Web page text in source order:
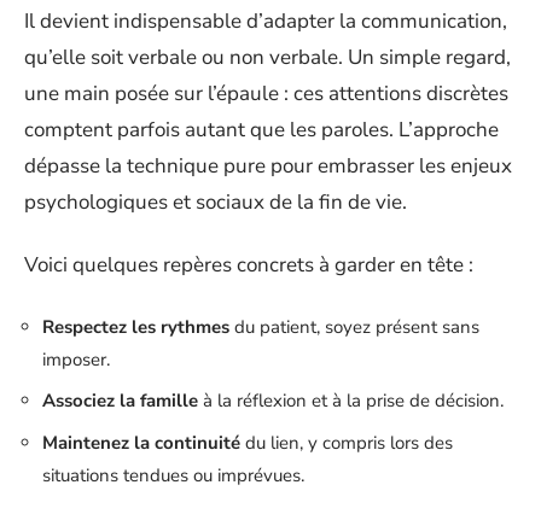
Il devient indispensable d’adapter la communication,
qu’elle soit verbale ou non verbale. Un simple regard,
une main posée sur l’épaule : ces attentions discrètes
comptent parfois autant que les paroles. L’approche
dépasse la technique pure pour embrasser les enjeux
psychologiques et sociaux de la fin de vie.
Voici quelques repères concrets à garder en tête :
Respectez les rythmes du patient, soyez présent sans
imposer.
Associez la famille à la réflexion et à la prise de décision.
Maintenez la continuité du lien, y compris lors des
situations tendues ou imprévues.